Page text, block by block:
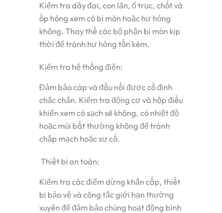
Kiểm tra dây đai, con lăn, ổ trục, chốt và
ốp hông xem có bị mòn hoặc hư hỏng
không. Thay thế các bộ phận bị mòn kịp
thời để tránh hư hỏng tốn kém.
Kiểm tra hệ thống điện:
Đảm bảo cáp và đầu nối được cố định
chắc chắn. Kiểm tra động cơ và hộp điều
khiển xem có sạch sẽ không, có nhiệt độ
hoặc mùi bất thường không để tránh
chập mạch hoặc sự cố.
Thiết bị an toàn:
Kiểm tra các điểm dừng khẩn cấp, thiết
bị bảo vệ và công tắc giới hạn thường
xuyên để đảm bảo chúng hoạt động bình